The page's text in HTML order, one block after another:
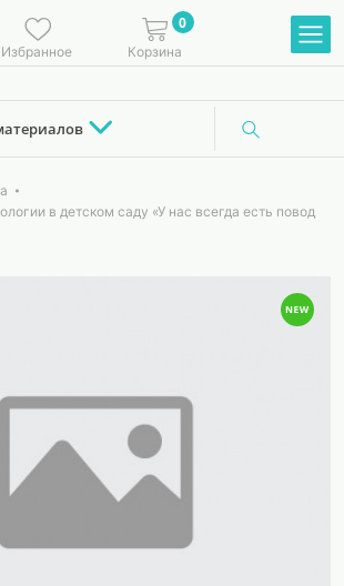
Избранное
0
Корзина
в детском саду «У нас всегда есть повод